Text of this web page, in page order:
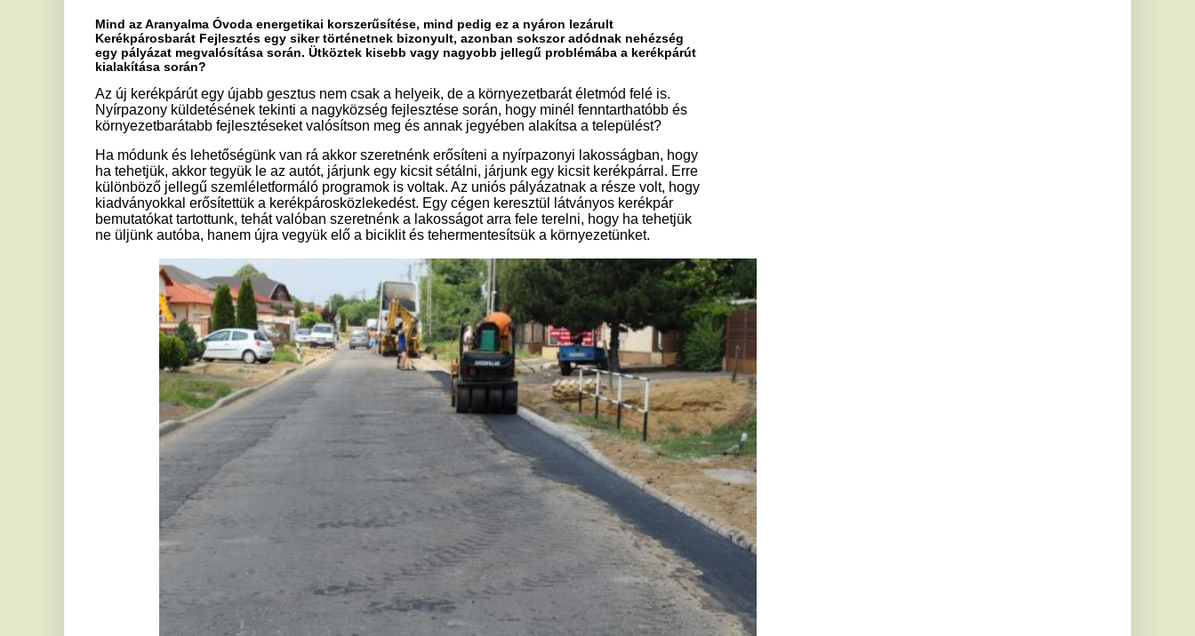
Sokat köszönhetnek az uniós pályázatoknak?
Igen! A stratégiánk az volt a ciklus elején is, hogy olyan pályázatokat céloztunk meg, amelyek
tényleges prioritást élveztek a településünk fejlesztésének szempontjából és amelyek
célirányosan ezeket a fejlesztéseket teheti lehetővé. Nem szerettünk volna olyan jellegű
presztízs-beruházásokat csinálni Nyírpazonyban, amelyekben hosszútávon nem látjuk a
perspektívát. Az elmúlt ciklusban is nagyon sok uniós pályázatot nyertünk és így valóban nagyon
sokat köszönhet a település ezeknek a támogatásoknak.
Jelen tartalom kizárólag a szerző álláspontját tükrözi. Az Európai Bizottság semmilyen felelősséget nem
vállal az írásos anyagban szereplő információk felhasználását illetően.
lockkerdee/Lokodi Dávid
Ha tetszett a cikk Önnek, ossza meg ismerőseivel!